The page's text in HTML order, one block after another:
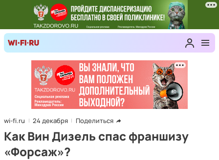
wi-fi.ru 24 декабря Поделиться
Как Вин Дизель спас франшизу
«Форсаж»?